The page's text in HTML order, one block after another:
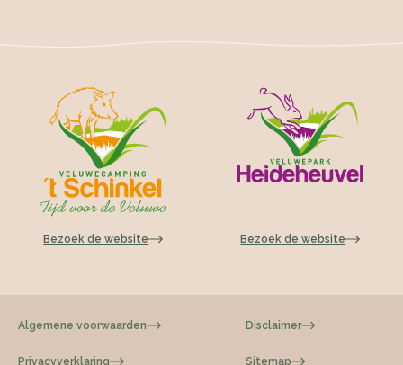
Bezoek de website
Bezoek de website
Algemene voorwaarden Disclaimer
Privacyverklaring Sitemap